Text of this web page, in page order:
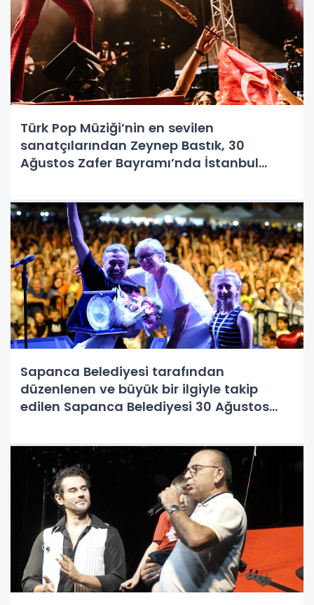
Türk Pop Müziği’nin en sevilen
sanatçılarından Zeynep Bastık, 30
Ağustos Zafer Bayramı’nda İstanbul
izlediği konser coşku içinde geçti.
Sapanca Belediyesi tarafından
düzenlenen ve büyük bir ilgiyle takip
edilen Sapanca Belediyesi 30 Ağustos
Kırkpınar Merkez Yeşil Alanda gerçekleşti